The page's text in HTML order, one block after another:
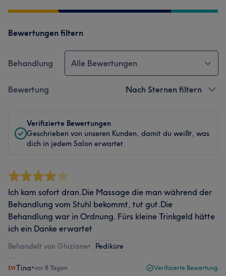
Bewertungen filtern
Behandlung Alle Bewertungen
Bewertung Nach Sternen filtern
Verifizierte Bewertungen
Geschrieben von unseren Kunden, damit du weißt, was
dich in jedem Salon erwartet.
Ich kam sofort dran.Die Massage die man während der
Behandlung vom Stuhl bekommt, tut gut.Die
Behandlung war in Ordnung. Fürs kleine Trinkgeld hätte
ich ein Danke erwartet
Behandelt von Ghizlane• Pediküre
Tina•vor 8 Tagen Verifizierte Bewertung